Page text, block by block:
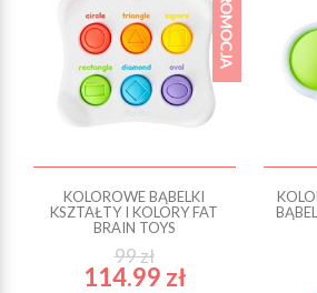
KOLOROWE BĄBELKI
KSZTAŁTY I KOLORY FAT
BRAIN TOYS
99 zł
114.99 zł